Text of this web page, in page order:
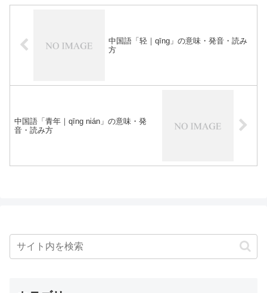
中国語「轻｜qīng」の意味・発音・読み
方
中国語「青年｜qīng nián」の意味・発
音・読み方